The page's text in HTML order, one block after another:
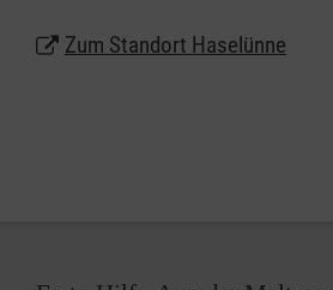
Zum Standort Haselünne